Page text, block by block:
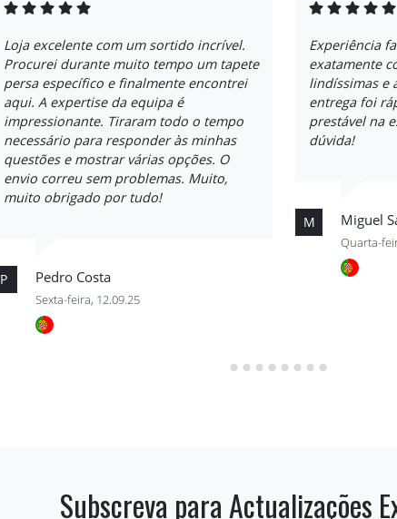
Loja excelente com um sortido incrível.
Procurei durante muito tempo um tapete
persa específico e finalmente encontrei
aqui. A expertise da equipa é
impressionante. Tiraram todo o tempo
necessário para responder às minhas
questões e mostrar várias opções. O
envio correu sem problemas. Muito,
muito obrigado por tudo!
P Pedro Costa
Sexta-feira, 12.09.25
Experiência
exatamente
lindíssimas e
entrega foi
prestável na
dúvida!
M Miguel
Quarta-
Subscreva para Actualizações